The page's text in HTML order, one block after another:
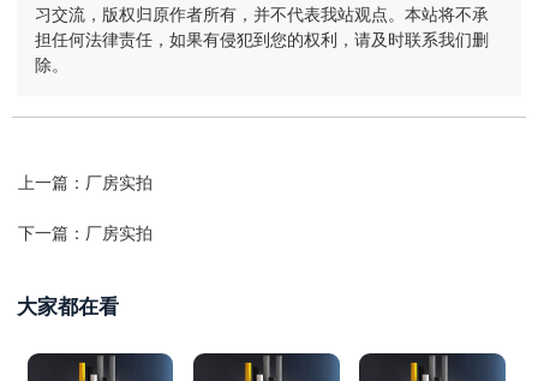
习交流，版权归原作者所有，并不代表我站观点。本站将不承
担任何法律责任，如果有侵犯到您的权利，请及时联系我们删
除。
上一篇： 厂房实拍
下一篇： 厂房实拍
大家都在看